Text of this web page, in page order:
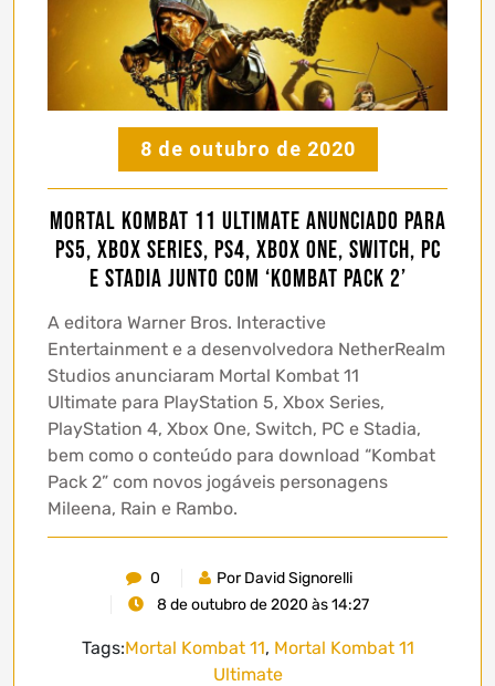
8 de outubro de 2020
Mortal Kombat 11 Ultimate anunciado para
PS5, Xbox Series, PS4, Xbox One, Switch, PC
e Stadia junto com ‘Kombat Pack 2’
A editora Warner Bros. Interactive
Entertainment e a desenvolvedora NetherRealm
Studios anunciaram Mortal Kombat 11
Ultimate para PlayStation 5, Xbox Series,
PlayStation 4, Xbox One, Switch, PC e Stadia,
bem como o conteúdo para download “Kombat
Pack 2” com novos jogáveis personagens
Mileena, Rain e Rambo.
0
Por David Signorelli
8 de outubro de 2020 às 14:27
Tags:Mortal Kombat 11, Mortal Kombat 11
Ultimate